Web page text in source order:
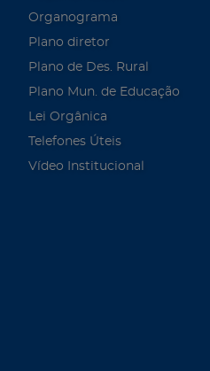
Organograma
Plano diretor
Plano de Des. Rural
Plano Mun. de Educação
Lei Orgânica
Telefones Úteis
Vídeo Institucional